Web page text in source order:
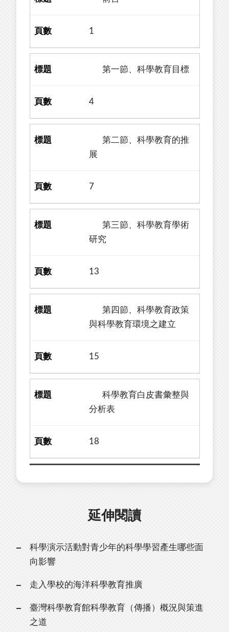
1
第一節、科學教育目標
4
第二節、科學教育的推
展
7
第三節、科學教育學術
研究
13
第四節、科學教育政策
與科學教育環境之建立
15
科學教育白皮書彙整與
分析表
18
延伸閱讀
科學演示活動對青少年的科學學習產生哪些面
向影響
走入學校的海洋科學教育推廣
臺灣科學教育館科學教育（傳播）概況與策進
之道